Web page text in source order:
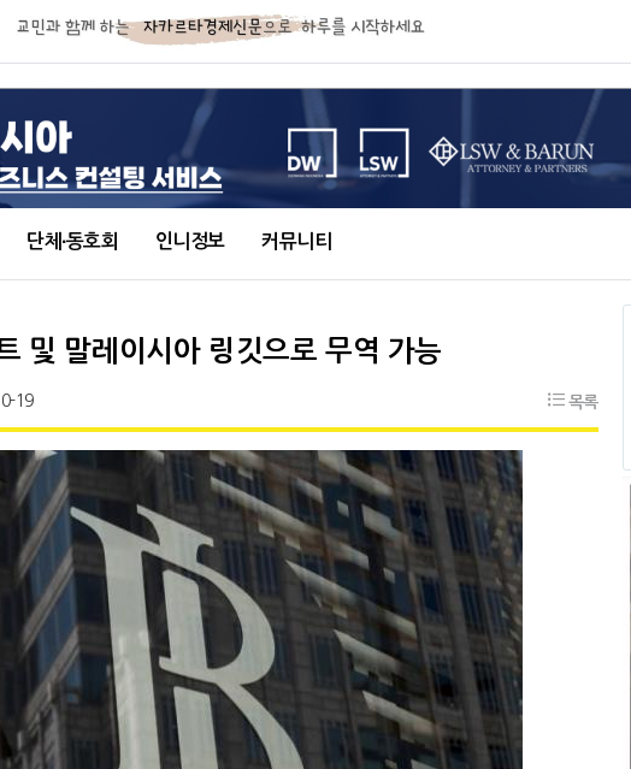
단체∙동호회 인니정보 커뮤니티
및 말레이시아 링깃으로 무역 가능
19 목록